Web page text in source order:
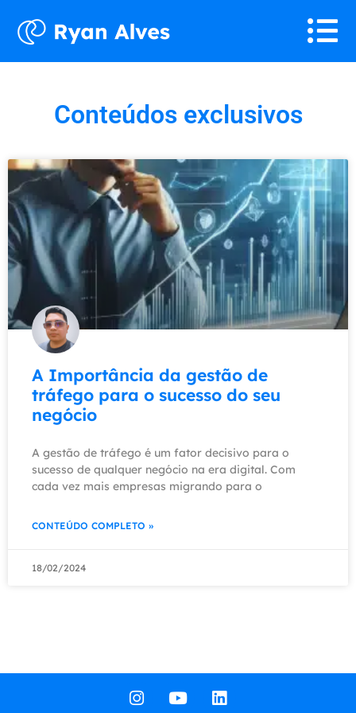
Conteúdos exclusivos
A Importância da gestão de
tráfego para o sucesso do seu
negócio
A gestão de tráfego é um fator decisivo para o
sucesso de qualquer negócio na era digital. Com
cada vez mais empresas migrando para o
CONTEÚDO COMPLETO »
18/02/2024